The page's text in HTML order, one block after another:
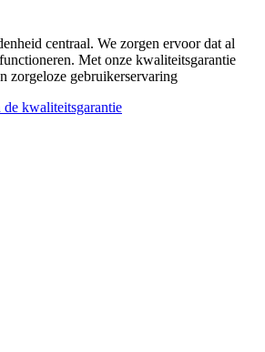
centraal. We zorgen ervoor dat al
Met onze kwaliteitsgarantie
zorgeloze gebruikerservaring
kwaliteitsgarantie